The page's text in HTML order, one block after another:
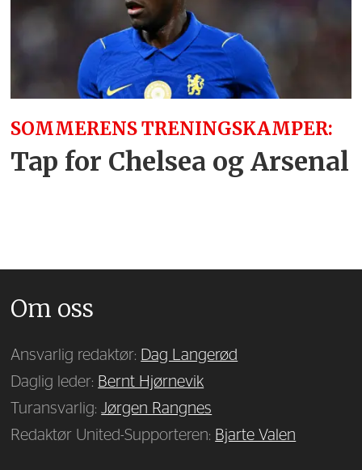
SOMMERENS TRENINGSKAMPER:
Tap for Chelsea og Arsenal
Om oss
Ansvarlig redaktør: Dag Langerød
Daglig leder: Bernt Hjørnevik
Turansvarlig:Jørgen Rangnes
Redaktør United-Supporteren: Bjarte Valen